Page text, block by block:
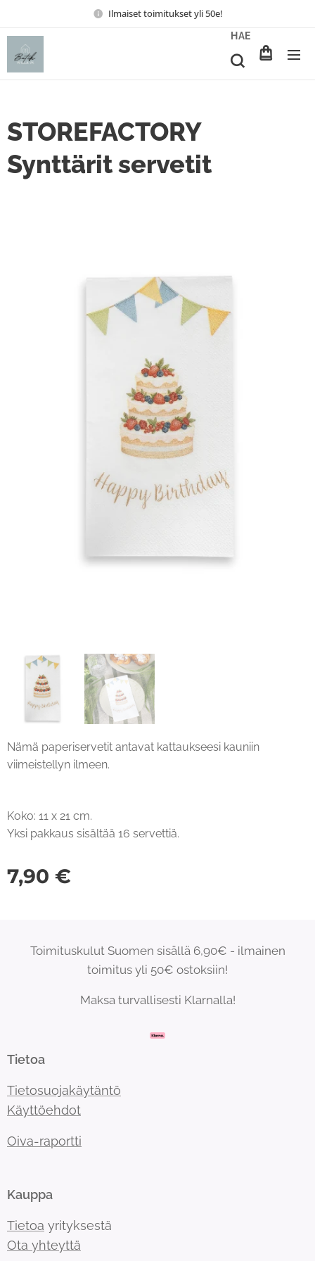
Ilmaiset toimitukset yli 50e!
HAE
STOREFACTORY
Synttärit servetit
Nämä paperiservetit antavat kattaukseesi kauniin
viimeistellyn ilmeen.
Koko: 11 x 21 cm.
Yksi pakkaus sisältää 16 servettiä.
7,90 €
Toimituskulut Suomen sisällä 6,90€ - ilmainen
toimitus yli 50€ ostoksiin!
Maksa turvallisesti Klarnalla!
Tietoa
Tietosuojakäytäntö
Käyttöehdot
Oiva-raportti
Kauppa
Tietoa yrityksestä
Ota yhteyttä